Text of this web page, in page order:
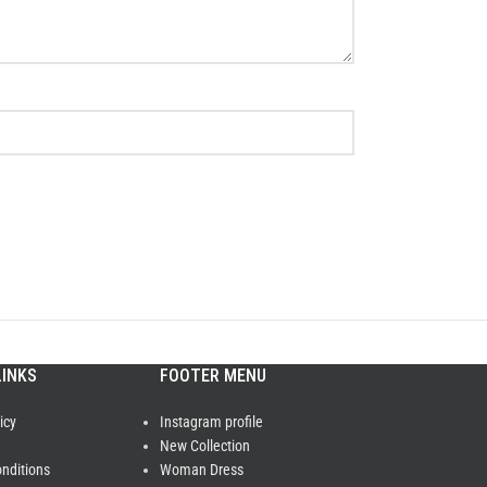
FOOTER MENU
Instagram profile
New Collection
Woman Dress